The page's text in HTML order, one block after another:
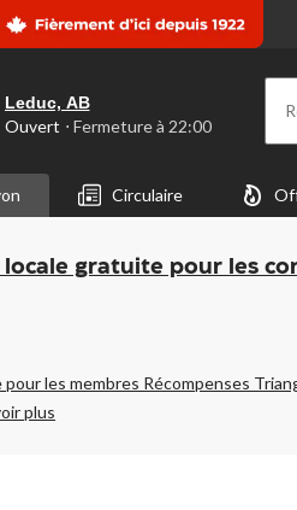
Leduc, AB
Ouvert ⋅ Fermeture à 22:00
Circulaire
gratuite pour les
les membres Récompenses
plus